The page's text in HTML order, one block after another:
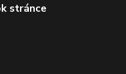
stránce